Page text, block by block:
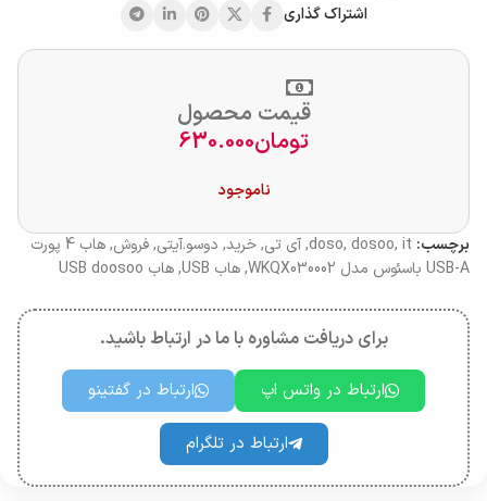
اشتراک گذاری
قیمت محصول
تومان630.000
ناموجود
برچسب: doso, dosoo, it
,آی تی,خرید, دوسو.آیتی,فروش,
هاب 4 پورت
USB-A باسئوس مدل WKQX030002
,هاب USB ,هاب USB doosoo
برای دریافت مشاوره با ما در ارتباط باشید.
ارتباط در واتس اپ ارتباط در گفتینو
ارتباط در تلگرام